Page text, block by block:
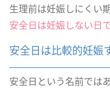
生理前は妊娠しにくい
安全日は妊娠しない日
安全日は比較的妊娠
安全日という名前では